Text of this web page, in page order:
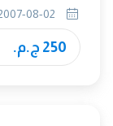
250 ج.م.